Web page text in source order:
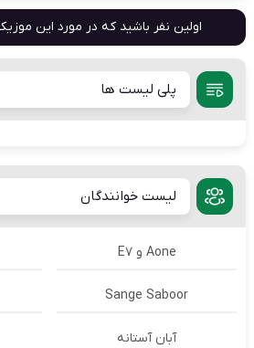
اولین نفر باشید که در مورد این
پلی لیست ها
لیست خوانندگان
Aone و E7
Sange Saboor
آبان آستانه